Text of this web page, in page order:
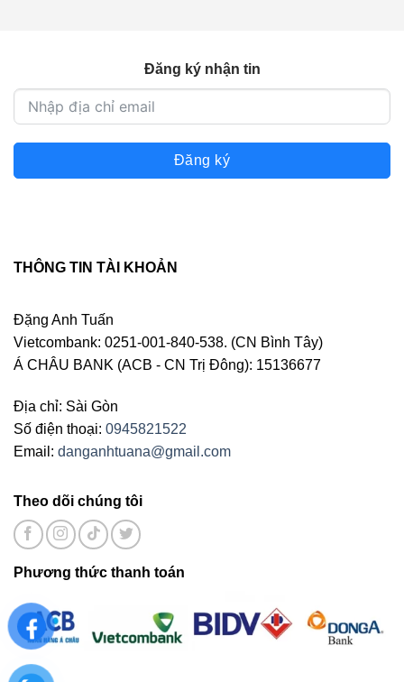
Đăng ký nhận tin
Đăng ký
THÔNG TIN TÀI KHOẢN
Đặng Anh Tuấn
Vietcombank: 0251-001-840-538. (CN Bình Tây)
Á CHÂU BANK (ACB - CN Trị Đông): 15136677
Địa chỉ: Sài Gòn
Số điện thoại: 0945821522
Email: danganhtuana@gmail.com
Theo dõi chúng tôi
Phương thức thanh toán